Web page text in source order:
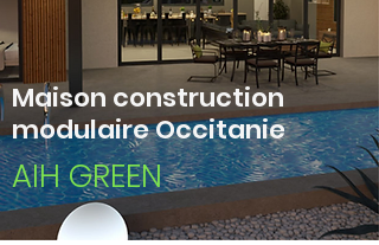
Maison construction
modulaireOccitanie
AIH GREEN